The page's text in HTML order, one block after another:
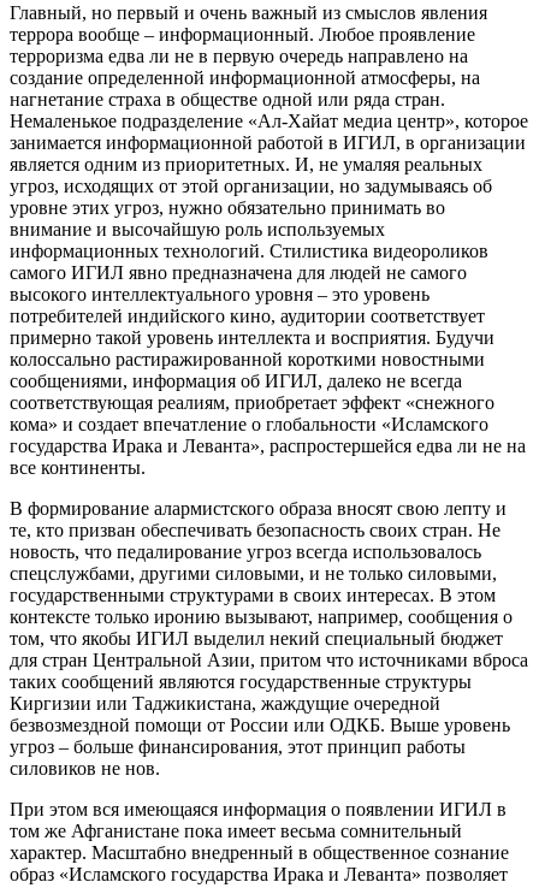
Главный, но первый и очень важный из смыслов явления
террора вообще – информационный. Любое проявление
терроризма едва ли не в первую очередь направлено на
создание определенной информационной атмосферы, на
нагнетание страха в обществе одной или ряда стран.
Немаленькое подразделение «Ал-Хайат медиа центр», которое
занимается информационной работой в ИГИЛ, в организации
является одним из приоритетных. И, не умаляя реальных
угроз, исходящих от этой организации, но задумываясь об
уровне этих угроз, нужно обязательно принимать во
внимание и высочайшую роль используемых
информационных технологий. Стилистика видеороликов
самого ИГИЛ явно предназначена для людей не самого
высокого интеллектуального уровня – это уровень
потребителей индийского кино, аудитории соответствует
примерно такой уровень интеллекта и восприятия. Будучи
колоссально растиражированной короткими новостными
сообщениями, информация об ИГИЛ, далеко не всегда
соответствующая реалиям, приобретает эффект «снежного
кома» и создает впечатление о глобальности «Исламского
государства Ирака и Леванта», распростершейся едва ли не на
все континенты.
В формирование алармистского образа вносят свою лепту и
те, кто призван обеспечивать безопасность своих стран. Не
новость, что педалирование угроз всегда использовалось
спецслужбами, другими силовыми, и не только силовыми,
государственными структурами в своих интересах. В этом
контексте только иронию вызывают, например, сообщения о
том, что якобы ИГИЛ выделил некий специальный бюджет
для стран Центральной Азии, притом что источниками вброса
таких сообщений являются государственные структуры
Киргизии или Таджикистана, жаждущие очередной
безвозмездной помощи от России или ОДКБ. Выше уровень
угроз – больше финансирования, этот принцип работы
силовиков не нов.
При этом вся имеющаяся информация о появлении ИГИЛ в
том же Афганистане пока имеет весьма сомнительный
характер. Масштабно внедренный в общественное сознание
образ «Исламского государства Ирака и Леванта» позволяет